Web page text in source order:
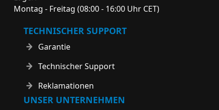
Montag - Freitag (08:00 - 16:00 Uhr CET)
TECHNISCHER SUPPORT
Garantie
Technischer Support
Reklamationen
UNSER UNTERNEHMEN